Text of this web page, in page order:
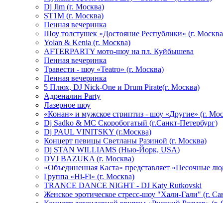
Dj Jim (г. Москва)
ST1M (г. Москва)
Пенная вечеринка
Шоу толстушек «Достояние Республики» (г.
Yolan & Kenia (г. Москва)
AFTERPARTY мото-шоу на пл. Куйбышева
Пенная вечеринка
Травести - шоу «Teatro» (г. Москва)
Пенная вечеринка
5 Плюх, DJ Nick-One и Drum Pirate(г. Москва)
Адреналин Party
Лазерное шоу
«Конан» и мужское стриптиз - шоу «Другие» (г.
Dj Sadko & МС Скоробогатый (г.Санкт-Петербург)
Dj PAUL VINITSKY (г.Москва)
Концерт певицы Светланы Разиной (г. Москва)
Dj STAN WILLIAMS (Нью-Йорк, USA)
DVJ BAZUKA (г. Москва)
«Объединенная Каста» представляет «Песочные
Группа «Hi-Fi» (г. Москва)
TRANCE DANCE NIGHT - DJ Katy Rutkovski
Женское эротическое стресс-шоу "Хали-Гали" (г.